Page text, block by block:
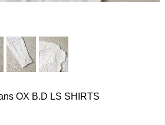
OX B.D LS SHIRTS